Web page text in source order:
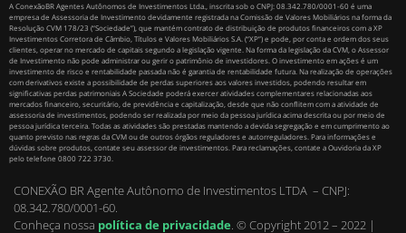
A ConexãoBR Agentes Autônomos de Investimentos Ltda., inscrita sob o CNPJ: 08.342.780/0001-60 é uma
empresa de Assessoria de Investimento devidamente registrada na Comissão de Valores Mobiliários na forma da
Resolução CVM 178/23 (“Sociedade”), que mantém contrato de distribuição de produtos financeiros com a XP
Investimentos Corretora de Câmbio, Títulos e Valores Mobiliários S.A. (“XP”) e pode, por conta e ordem dos seus
clientes, operar no mercado de capitais segundo a legislação vigente. Na forma da legislação da CVM, o Assessor
de Investimento não pode administrar ou gerir o patrimônio de investidores. O investimento em ações é um
investimento de risco e rentabilidade passada não é garantia de rentabilidade futura. Na realização de operações
com derivativos existe a possibilidade de perdas superiores aos valores investidos, podendo resultar em
significativas perdas patrimoniais A Sociedade poderá exercer atividades complementares relacionadas aos
mercados financeiro, securitário, de previdência e capitalização, desde que não conflitem com a atividade de
assessoria de investimentos, podendo ser realizada por meio da pessoa jurídica acima descrita ou por meio de
pessoa jurídica terceira. Todas as atividades são prestadas mantendo a devida segregação e em cumprimento ao
quanto previsto nas regras da CVM ou de outros órgãos reguladores e autorreguladores. Para informações e
dúvidas sobre produtos, contate seu assessor de investimentos. Para reclamações, contate a Ouvidoria da XP
pelo telefone 0800 722 3730.
CONEXÃO BR Agente Autônomo de Investimentos LTDA – CNPJ:
08.342.780/0001-60.
Conheça nossa política de privacidade. © Copyright 2012 – 2022 |